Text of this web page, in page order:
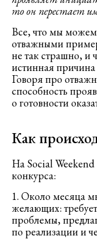
то он перестает
Все, что мы можем
отважными
не так страшно, и
истинная
Говоря про
способность
о готовности
Как
На Social Weekend
конкурса:
1. Около месяца
желающих:
проблемы,
по реализации и